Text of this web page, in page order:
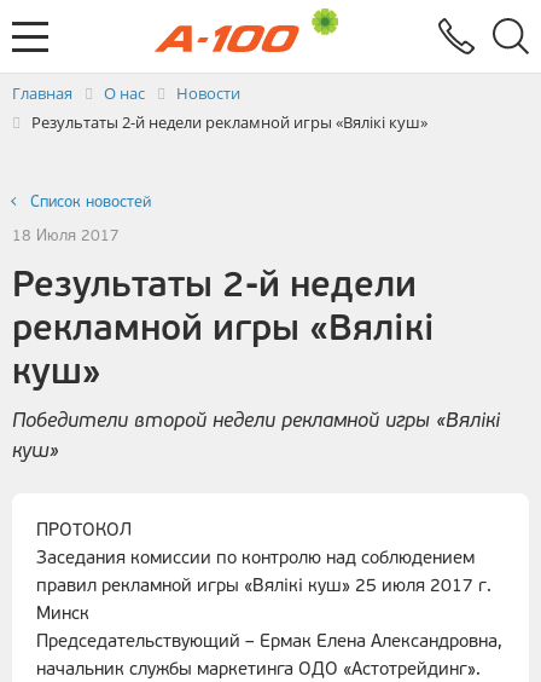
Услуги
Электронный документооборот
Заявка на выставление ЭСЧФ
Главная О нас
Новости
Результаты 2-й недели рекламной игры «Вялiкi куш»
Список новостей
18 Июля 2017
Результаты 2-й недели
рекламной игры «Вялiкi
куш»
Победители второй недели рекламной игры «Вялiкi
куш»
ПРОТОКОЛ
Заседания комиссии по контролю над соблюдением
правил рекламной игры «Вялiкi куш» 25 июля 2017 г.
Минск
Председательствующий – Ермак Елена Александровна,
начальник службы маркетинга ОДО «Астотрейдинг».